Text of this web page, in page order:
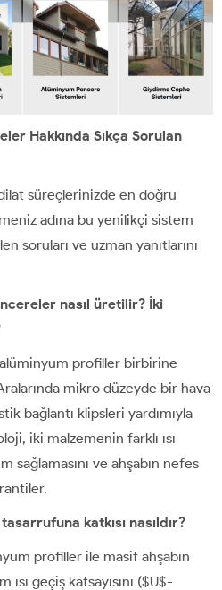
Hakkında Sıkça Sorulan
süreçlerinizde en doğru
adına bu yenilikçi sistem
soruları ve uzman yanıtlarını
nasıl üretilir? İki
profiller birbirine
mikro düzeyde bir hava
bağlantı klipsleri yardımıyla
iki malzemenin farklı ısı
sağlamasını ve ahşabın nefes
katkısı nasıldır?
profiller ile masif ahşabın
geçiş katsayısını ($U$-